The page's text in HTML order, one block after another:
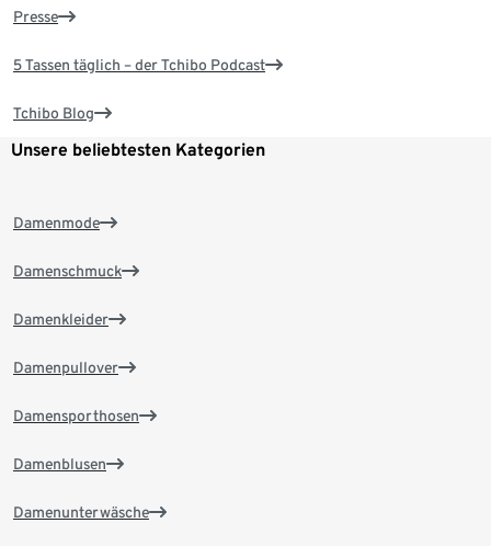
Presse
5 Tassen täglich – der Tchibo Podcast
Tchibo Blog
Unsere beliebtesten Kategorien
Damenmode
Damenschmuck
Damenkleider
Damenpullover
Damensporthosen
Damenblusen
Damenunterwäsche